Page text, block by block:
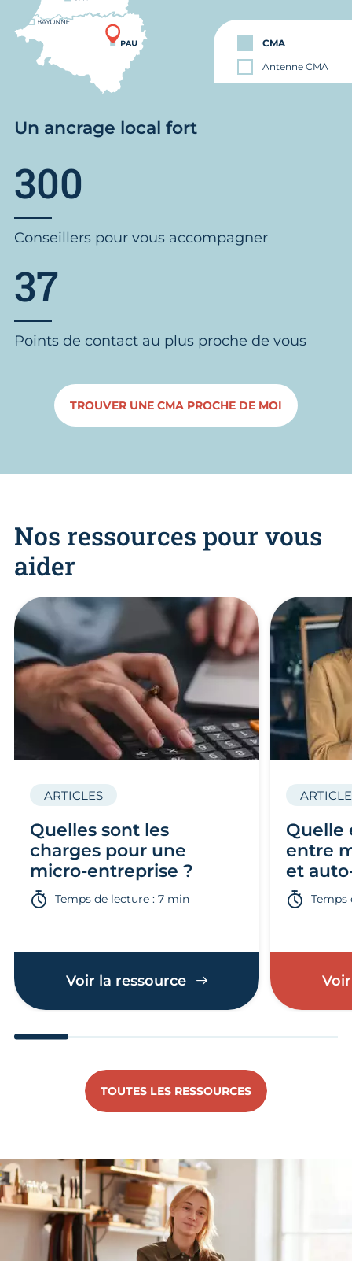
CMA
Antenne CMA
Un ancrage local fort
300
Conseillers pour vous accompagner
37
Points de contact au plus proche de vous
TROUVER UNE CMA PROCHE DE MOI
Nos ressources pour vous
aider
Quelles sont les
charges pour une
micro-entreprise ?
ARTICLES
Temps de lecture : 7 min
Voir la ressource
Quelle
entre
et
Temps
TOUTES LES RESSOURCES